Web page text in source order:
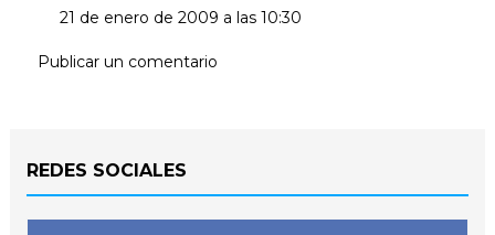
21 de enero de 2009 a las 10:30
Publicar un comentario
REDES SOCIALES